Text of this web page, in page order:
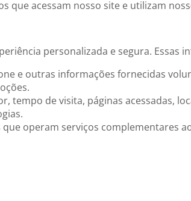
que acessam nosso site e utilizam
personalizada e segura. Essas
e outras informações fornecidas
tempo de visita, páginas acessadas,
operam serviços complementares